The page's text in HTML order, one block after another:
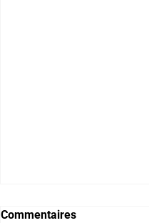
Commentaires